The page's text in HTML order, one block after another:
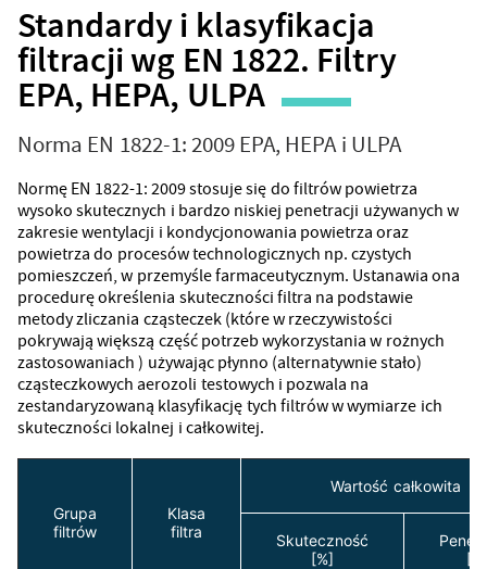
Standardy i klasyfikacja
filtracji wg EN 1822. Filtry
EPA, HEPA, ULPA
Norma EN 1822-1: 2009 EPA, HEPA i ULPA
Normę EN 1822-1: 2009 stosuje się do filtrów powietrza
wysoko skutecznych i bardzo niskiej penetracji używanych w
zakresie wentylacji i kondycjonowania powietrza oraz
powietrza do procesów technologicznych np. czystych
pomieszczeń, w przemyśle farmaceutycznym. Ustanawia ona
procedurę określenia skuteczności filtra na podstawie
metody zliczania cząsteczek (które w rzeczywistości
pokrywają większą część potrzeb wykorzystania w rożnych
zastosowaniach ) używając płynno (alternatywnie stało)
cząsteczkowych aerozoli testowych i pozwala na
zestandaryzowaną klasyfikację tych filtrów w wymiarze ich
skuteczności lokalnej i całkowitej.
Grupa
filtrów
Klasa
filtra
Wartość całkowita
Skuteczność
[%]